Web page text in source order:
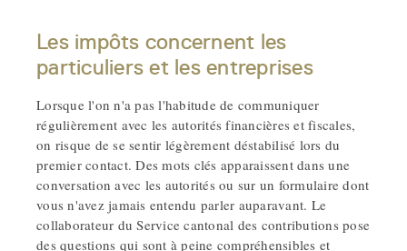
Les impôts concernent les
particuliers et les entreprises
Lorsque l'on n'a pas l'habitude de communiquer
régulièrement avec les autorités financières et fiscales,
on risque de se sentir légèrement déstabilisé lors du
premier contact. Des mots clés apparaissent dans une
conversation avec les autorités ou sur un formulaire dont
vous n'avez jamais entendu parler auparavant. Le
collaborateur du Service cantonal des contributions pose
des questions qui sont à peine compréhensibles et